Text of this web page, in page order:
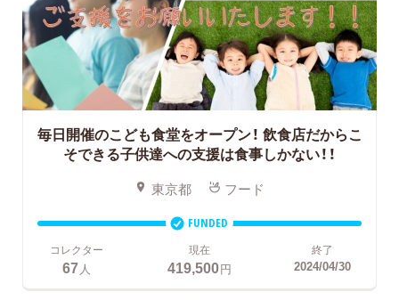
毎日開催のこども食堂をオープン！ 飲食店だからこ
そできる子供達への支援は食事しかない！！
東京都 フード
FUNDED
コレクター
67 人
現在
419,500円
終了
2024/04/30